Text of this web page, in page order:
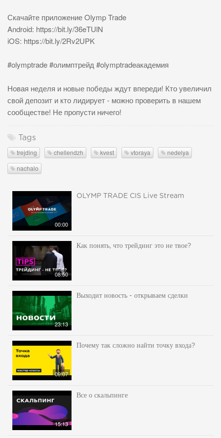
Скачайте приложение Olymp Trade
Android: https://bit.ly/36eTUlN
iOS: https://bit.ly/2Rv2UPK
#olymptrade #олимптрейд #olymptradeакадемия
Новая неделя и новые победы ждут впереди! Кто увеличил
свой депозит и кто лидирует - можно проверить в нашем
сообществе! Не пропусти ничего!
Tags
trejding chellendzh kvest vtoraya
nedelya
nachalo
00:00
OLYMP TRADE CIS Live Stream
08:50
Как понять, что трейдинг это не твое?
23:13
Выходит новость - открываем сделки
09:07
Почему так сложно найти точку входа?
15:13
Все о скальпинге